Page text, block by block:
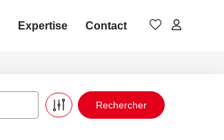
Expertise Contact